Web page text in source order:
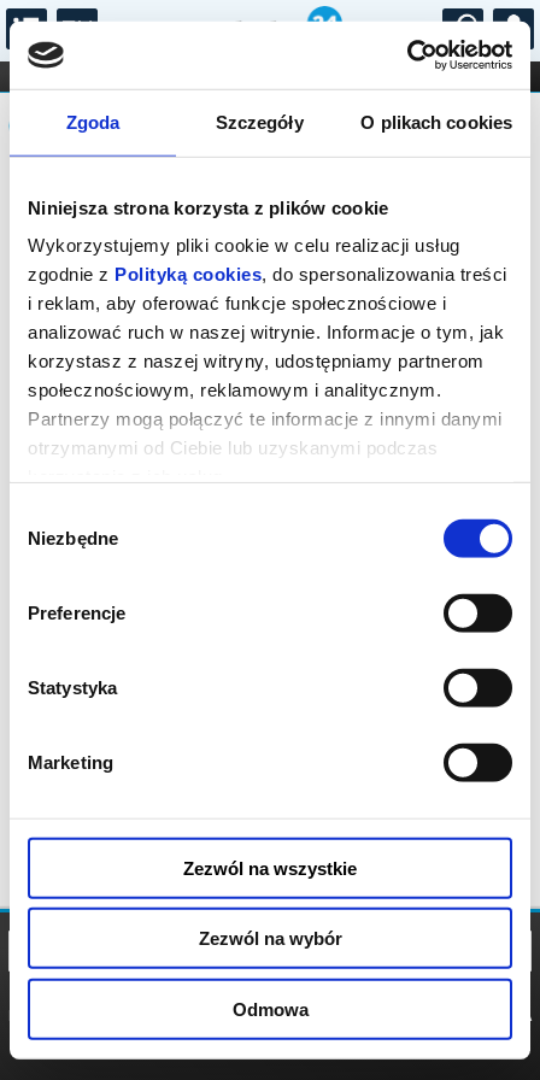
Zgoda Szczegóły O plikach cookies
Niniejsza strona korzysta z plików cookie
Wykorzystujemy pliki cookie w celu realizacji usług
zgodnie z Polityką cookies, do spersonalizowania treści
i reklam, aby oferować funkcje społecznościowe i
analizować ruch w naszej witrynie. Informacje o tym, jak
korzystasz z naszej witryny, udostępniamy partnerom
społecznościowym, reklamowym i analitycznym.
Partnerzy mogą połączyć te informacje z innymi danymi
otrzymanymi od Ciebie lub uzyskanymi podczas
zgody
Niezbędne
Preferencje
Statystyka
Marketing
Zezwól na wszystkie
Zezwól na wybór
Odmowa
...
FILHARMONIA OPERA I BALET
STAND-UP
DLA DZIECI
Komunikat
Sprzedaż biletów on-line na wydarzenie
została zakończona.
POLITYKA
POLITYKA